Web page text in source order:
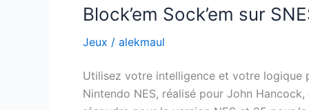
Block’em Sock’em sur
Jeux / alekmaul
Utilisez votre intelligence et votre logique
Nintendo NES, réalisé pour John